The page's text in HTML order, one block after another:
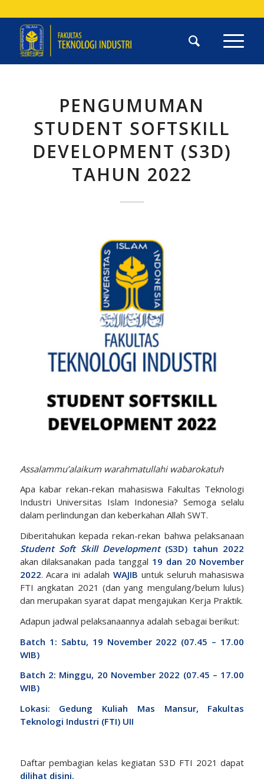
PENGUMUMAN
STUDENT SOFTSKILL
DEVELOPMENT (S3D)
TAHUN 2022
Assalammu’alaikum warahmatullahi wabarokatuh
Apa kabar rekan-rekan mahasiswa Fakultas Teknologi
Industri Universitas Islam Indonesia? Semoga selalu
dalam perlindungan dan keberkahan Allah SWT.
Diberitahukan kepada rekan-rekan bahwa pelaksanaan
Student Soft Skill Development(S3D) tahun 2022
akan dilaksanakan pada tanggal 19 dan 20 November
2022. Acara ini adalah WAJIB untuk seluruh mahasiswa
FTI angkatan 2021 (dan yang mengulang/belum lulus)
dan merupakan syarat dapat mengajukan Kerja Praktik.
Adapun jadwal pelaksanaannya adalah sebagai berikut:
Batch 1: Sabtu, 19 November 2022 (07.45 – 17.00
WIB)
Batch 2: Minggu, 20 November 2022 (07.45 – 17.00
WIB)
Lokasi: Gedung Kuliah Mas Mansur, Fakultas
Teknologi Industri (FTI) UII
Daftar pembagian kelas kegiatan S3D FTI 2021 dapat
dilihat disini.